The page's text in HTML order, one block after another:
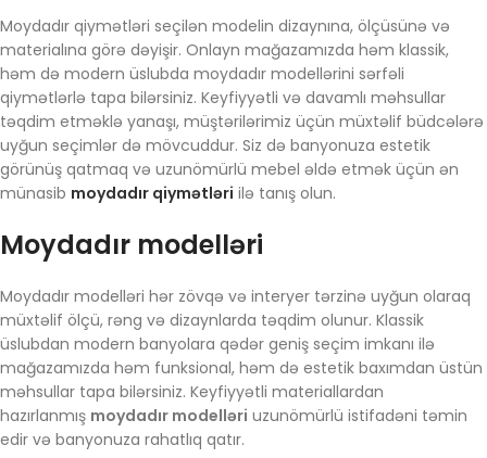
Moydadır qiymətləri seçilən modelin dizaynına, ölçüsünə və
materialına görə dəyişir. Onlayn mağazamızda həm klassik,
həm də modern üslubda moydadır modellərini sərfəli
qiymətlərlə tapa bilərsiniz. Keyfiyyətli və davamlı məhsullar
təqdim etməklə yanaşı, müştərilərimiz üçün müxtəlif büdcələrə
uyğun seçimlər də mövcuddur. Siz də banyonuza estetik
görünüş qatmaq və uzunömürlü mebel əldə etmək üçün ən
münasib moydadır qiymətləri ilə tanış olun.
Moydadır modelləri
Moydadır modelləri hər zövqə və interyer tərzinə uyğun olaraq
müxtəlif ölçü, rəng və dizaynlarda təqdim olunur. Klassik
üslubdan modern banyolara qədər geniş seçim imkanı ilə
mağazamızda həm funksional, həm də estetik baxımdan üstün
məhsullar tapa bilərsiniz. Keyfiyyətli materiallardan
hazırlanmış moydadır modelləri uzunömürlü istifadəni təmin
edir və banyonuza rahatlıq qatır.